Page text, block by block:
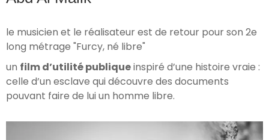
le musicien et le réalisateur est de retour pour son 2e
long métrage "Furcy, né libre"
un film d’utilité publiqueinspiré d’une histoire vraie :
celle d’un esclave qui découvre des documents
pouvant faire de lui un homme libre.